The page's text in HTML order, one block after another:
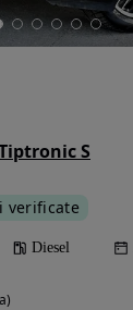
S
verificate
Diesel